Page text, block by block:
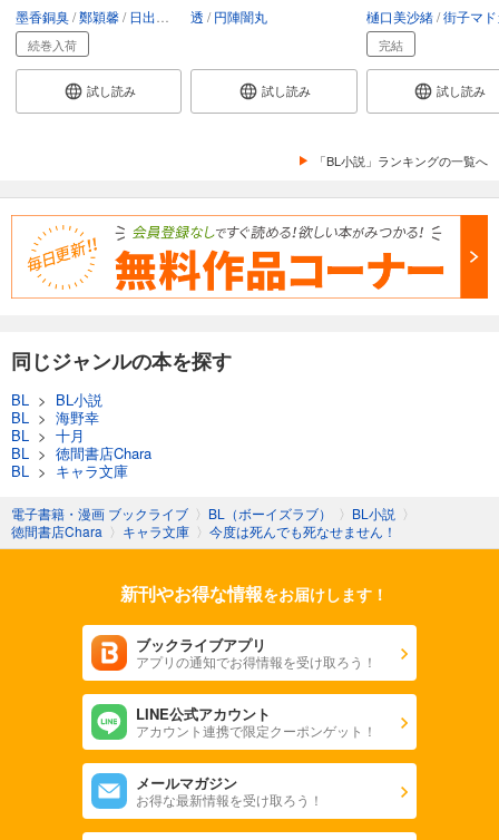
墨香銅臭 鄭穎馨 日出的小太陽
続巻入荷
試し読み
透 円陣闇丸
試し読み
樋口美沙緒 街子マ
完結
試し読み
「BL小説」ランキングの一覧へ
同じジャンルの本を探す
BL > BL小説
BL > 海野幸
BL > 十月
BL > 徳間書店Chara
BL > キャラ文庫
電子書籍・漫画 ブックライブ 〉 BL（ボーイズラブ） 〉 BL小説 〉
徳間書店Chara 〉 キャラ文庫 〉 今度は死んでも死なせません！
新刊やお得な情報をお届けします！
ブックライブアプリ
アプリの通知でお得情報を受け取ろう！
LINE公式アカウント
アカウント連携で限定クーポンゲット！
メールマガジン
お得な最新情報を受け取ろう！